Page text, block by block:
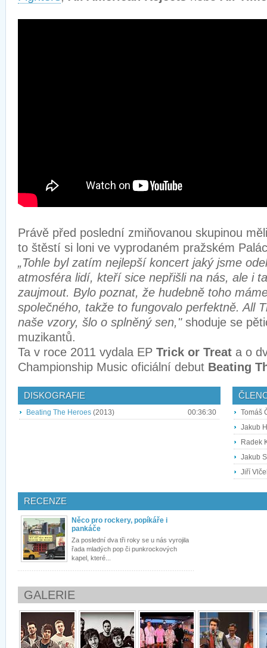
Právě před poslední zmiňovanou skupinou
to štěstí si loni ve vyprodaném pražském
„Tohle byl zatím nejlepší koncert jaký jsme
atmosféra lidí, kteří sice nepřišli na nás, ale i
zaujmout. Bylo poznat, že hudebně toho
společného, takže to fungovalo perfektně. All
naše vzory, šlo o splněný sen,"shoduje se
muzikantů.
Ta v roce 2011 vydala EP Trick or Treat a o
Championship Music oficiální debut Beating
DISKOGRAFIE
Beating The Heroes (2013) 00:36:30
Tomáš
Jakub
Radek
Jakub
Jiří
RECENZE
Něco pro rockery, popíkáře i
pankáče
Za poslední dva tři roky se u nás vyrojila
řada mladých pop či punkrockových
kapel, které...
GALERIE